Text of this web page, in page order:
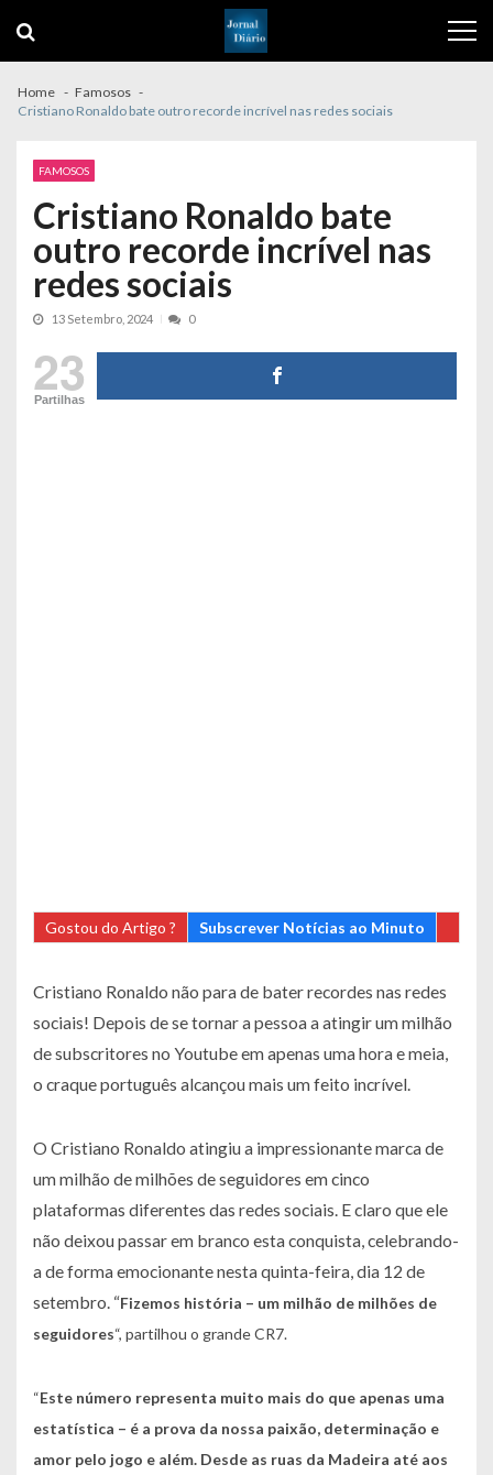
navigation
content
Home
Famosos
Cristiano Ronaldo bate outro recorde incrível nas redes sociais
FAMOSOS
Cristiano Ronaldo bate
outro recorde incrível nas
redes sociais
13 Setembro, 2024 0
23
Partilhas
Gostou do Artigo ? Subscrever Notícias ao Minuto
Cristiano Ronaldo não para de bater recordes nas redes
sociais! Depois de se tornar a pessoa a atingir um milhão
de subscritores no Youtube em apenas uma hora e meia,
o craque português alcançou mais um feito incrível.
O Cristiano Ronaldo atingiu a impressionante marca de
um milhão de milhões de seguidores em cinco
plataformas diferentes das redes sociais. E claro que ele
não deixou passar em branco esta conquista, celebrando-
a de forma emocionante nesta quinta-feira, dia 12 de
setembro. “Fizemos história – um milhão de milhões de
seguidores“, partilhou o grande CR7.
“Este número representa muito mais do que apenas uma
estatística – é a prova da nossa paixão, determinação e
amor pelo jogo e além. Desde as ruas da Madeira até aos